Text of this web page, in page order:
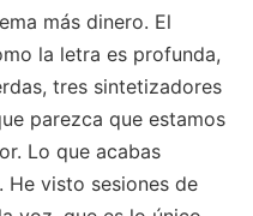
más dinero. El
la letra es profunda,
tres sintetizadores
parezca que estamos
Lo que acabas
He visto sesiones de